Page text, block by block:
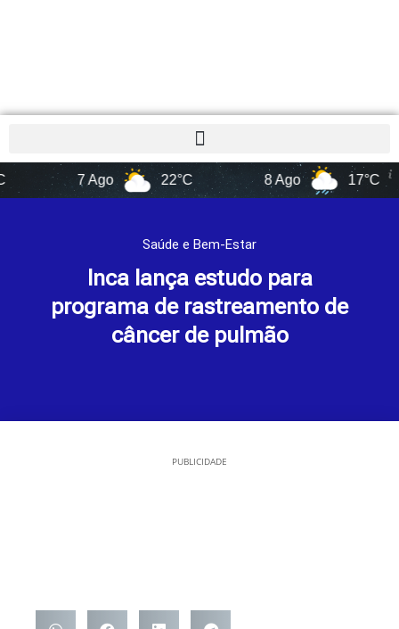
7 Ago 22°C 8 Ago 17°C
Saúde e Bem-Estar
Inca lança estudo para
programa de rastreamento de
câncer de pulmão
PUBLICIDADE